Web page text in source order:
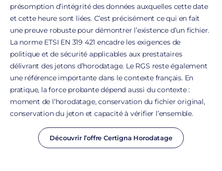
présomption d’intégrité des données auxquelles cette date
et cette heure sont liées. C’est précisément ce qui en fait
une preuve robuste pour démontrer l’existence d’un fichier.
La norme ETSI EN 319 421 encadre les exigences de
politique et de sécurité applicables aux prestataires
délivrant des jetons d’horodatage. Le RGS reste également
une référence importante dans le contexte français. En
pratique, la force probante dépend aussi du contexte :
moment de l’horodatage, conservation du fichier original,
conservation du jeton et capacité à vérifier l’ensemble.
Découvrir l’offre Certigna Horodatage